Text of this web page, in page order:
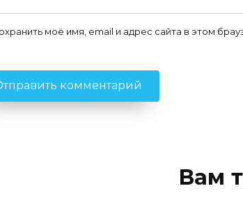
моё имя, email и адрес сайта в этом
Вам